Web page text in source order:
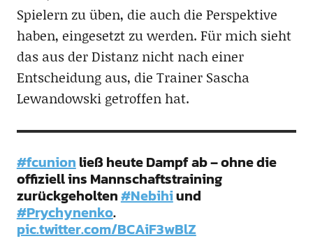
Spielern zu üben, die auch die Perspektive
haben, eingesetzt zu werden. Für mich sieht
das aus der Distanz nicht nach einer
Entscheidung aus, die Trainer Sascha
Lewandowski getroffen hat.
#fcunionließ heute Dampf ab – ohne die
offiziell ins Mannschaftstraining
zurückgeholten#Nebihiund
#Prychynenko.
pic.twitter.com/BCAiF3wBlZ